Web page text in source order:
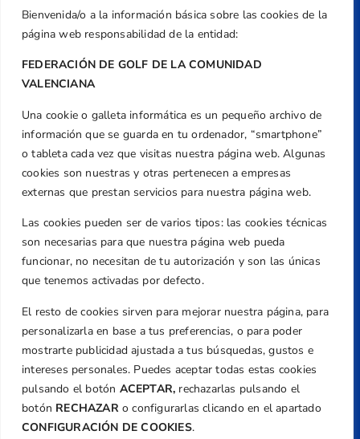
Bienvenida/o a la información básica sobre las cookies de la
página web responsabilidad de la entidad:
FEDERACIÓN DE GOLF DE LA COMUNIDAD
VALENCIANA
Una cookie o galleta informática es un pequeño archivo de
información que se guarda en tu ordenador, “smartphone”
o tableta cada vez que visitas nuestra página web. Algunas
cookies son nuestras y otras pertenecen a empresas
externas que prestan servicios para nuestra página web.
Las cookies pueden ser de varios tipos: las cookies técnicas
son necesarias para que nuestra página web pueda
funcionar, no necesitan de tu autorización y son las únicas
que tenemos activadas por defecto.
El resto de cookies sirven para mejorar nuestra página, para
personalizarla en base a tus preferencias, o para poder
mostrarte publicidad ajustada a tus búsquedas, gustos e
intereses personales. Puedes aceptar todas estas cookies
pulsando el botón ACEPTAR, rechazarlas pulsando el
botón RECHAZARo configurarlas clicando en el apartado
CONFIGURACIÓN DE COOKIES.
Dirección
Centre de L´Esport, Carrer d'Isaac Peral i
Caballero, Nº 5, Despachos 2 y 3, 46980,
Valencia
+34 961 367 799
Email
federacion@golfcv.com
Aviso Legal
Política de Privacidad
Transparencia
Normativa
Federación